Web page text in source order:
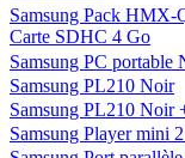
Samsung Pack
Carte SDHC 4 Go
Samsung PC
Samsung PL210 Noir
Samsung PL210 Noir
Samsung Player mini